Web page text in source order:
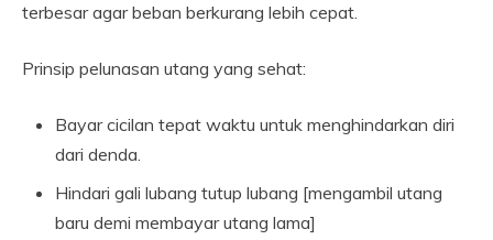
terbesar agar beban berkurang lebih cepat.
Prinsip pelunasan utang yang sehat:
Bayar cicilan tepat waktu untuk menghindarkan diri
dari denda.
Hindari gali lubang tutup lubang [mengambil utang
baru demi membayar utang lama]